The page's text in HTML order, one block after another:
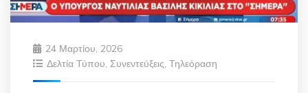
24 Μαρτίου, 2026
Δελτία Τύπου, Συνεντεύξεις, Τηλεόραση